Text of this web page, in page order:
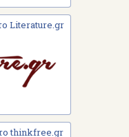
Literature.gr
thinkfree.gr